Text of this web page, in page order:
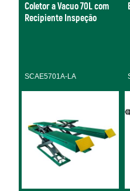
Coletor a Vacuo 70L com
Recipiente Inspeção
SCAE5701A-LA